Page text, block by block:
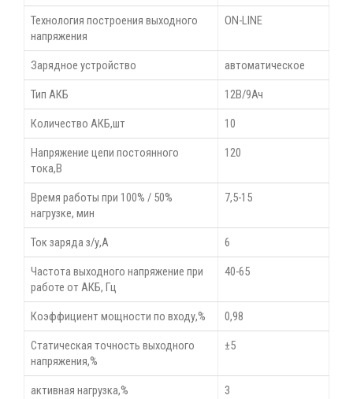
Технология построения выходного
напряжения
ON-LINE
Зарядное устройство автоматическое
Тип АКБ 12В/9Ач
Количество АКБ,шт 10
Напряжение цепи постоянного
тока,В
120
Время работы при 100% / 50%
нагрузке, мин
7,5-15
Ток заряда з/у,А 6
Частота выходного напряжение при
работе от АКБ, Гц
40-65
Коэффициент мощности по входу,% 0,98
Статическая точность выходного
напряжения,%
±5
активная нагрузка,% 3